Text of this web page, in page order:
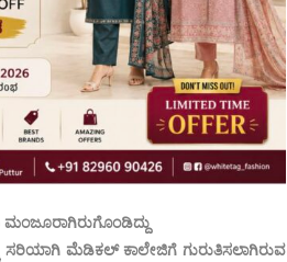
ಸರಿಯಾಗಿ ಮೆಡಿಕಲ್ ಕಾಲೇಜಿಗೆ ಗುರುತಿಸಲಾಗಿರುವ